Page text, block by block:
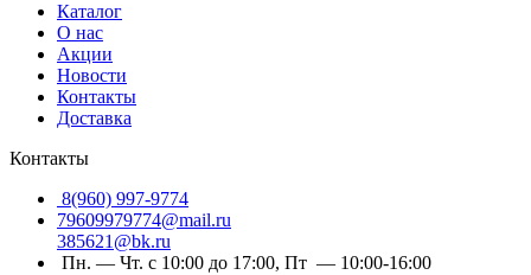
Каталог
О нас
Акции
Новости
Контакты
Доставка
Контакты
8(960) 997-9774
79609979774@mail.ru
385621@bk.ru
Пн. — Чт. с 10:00 до 17:00, Пт — 10:00-16:00